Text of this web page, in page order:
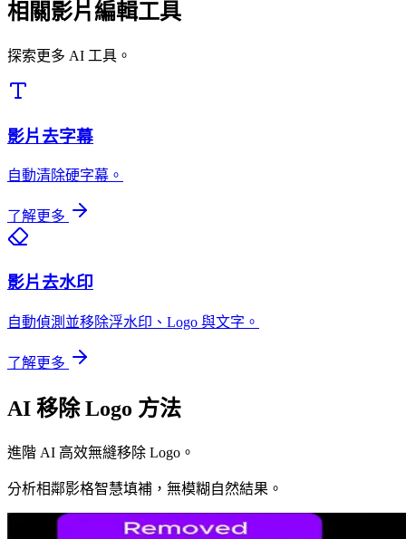
相關影片編輯工具
探索更多 AI 工具。
影片去字幕
自動清除硬字幕。
了解更多
影片去水印
自動偵測並移除浮水印、Logo 與文字。
了解更多
AI 移除 Logo 方法
進階 AI 高效無縫移除 Logo。
分析相鄰影格智慧填補，無模糊自然結果。